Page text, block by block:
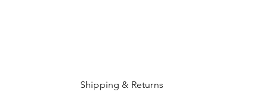
Shipping & Returns